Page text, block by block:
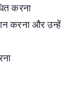
करना
करना और उन्हें